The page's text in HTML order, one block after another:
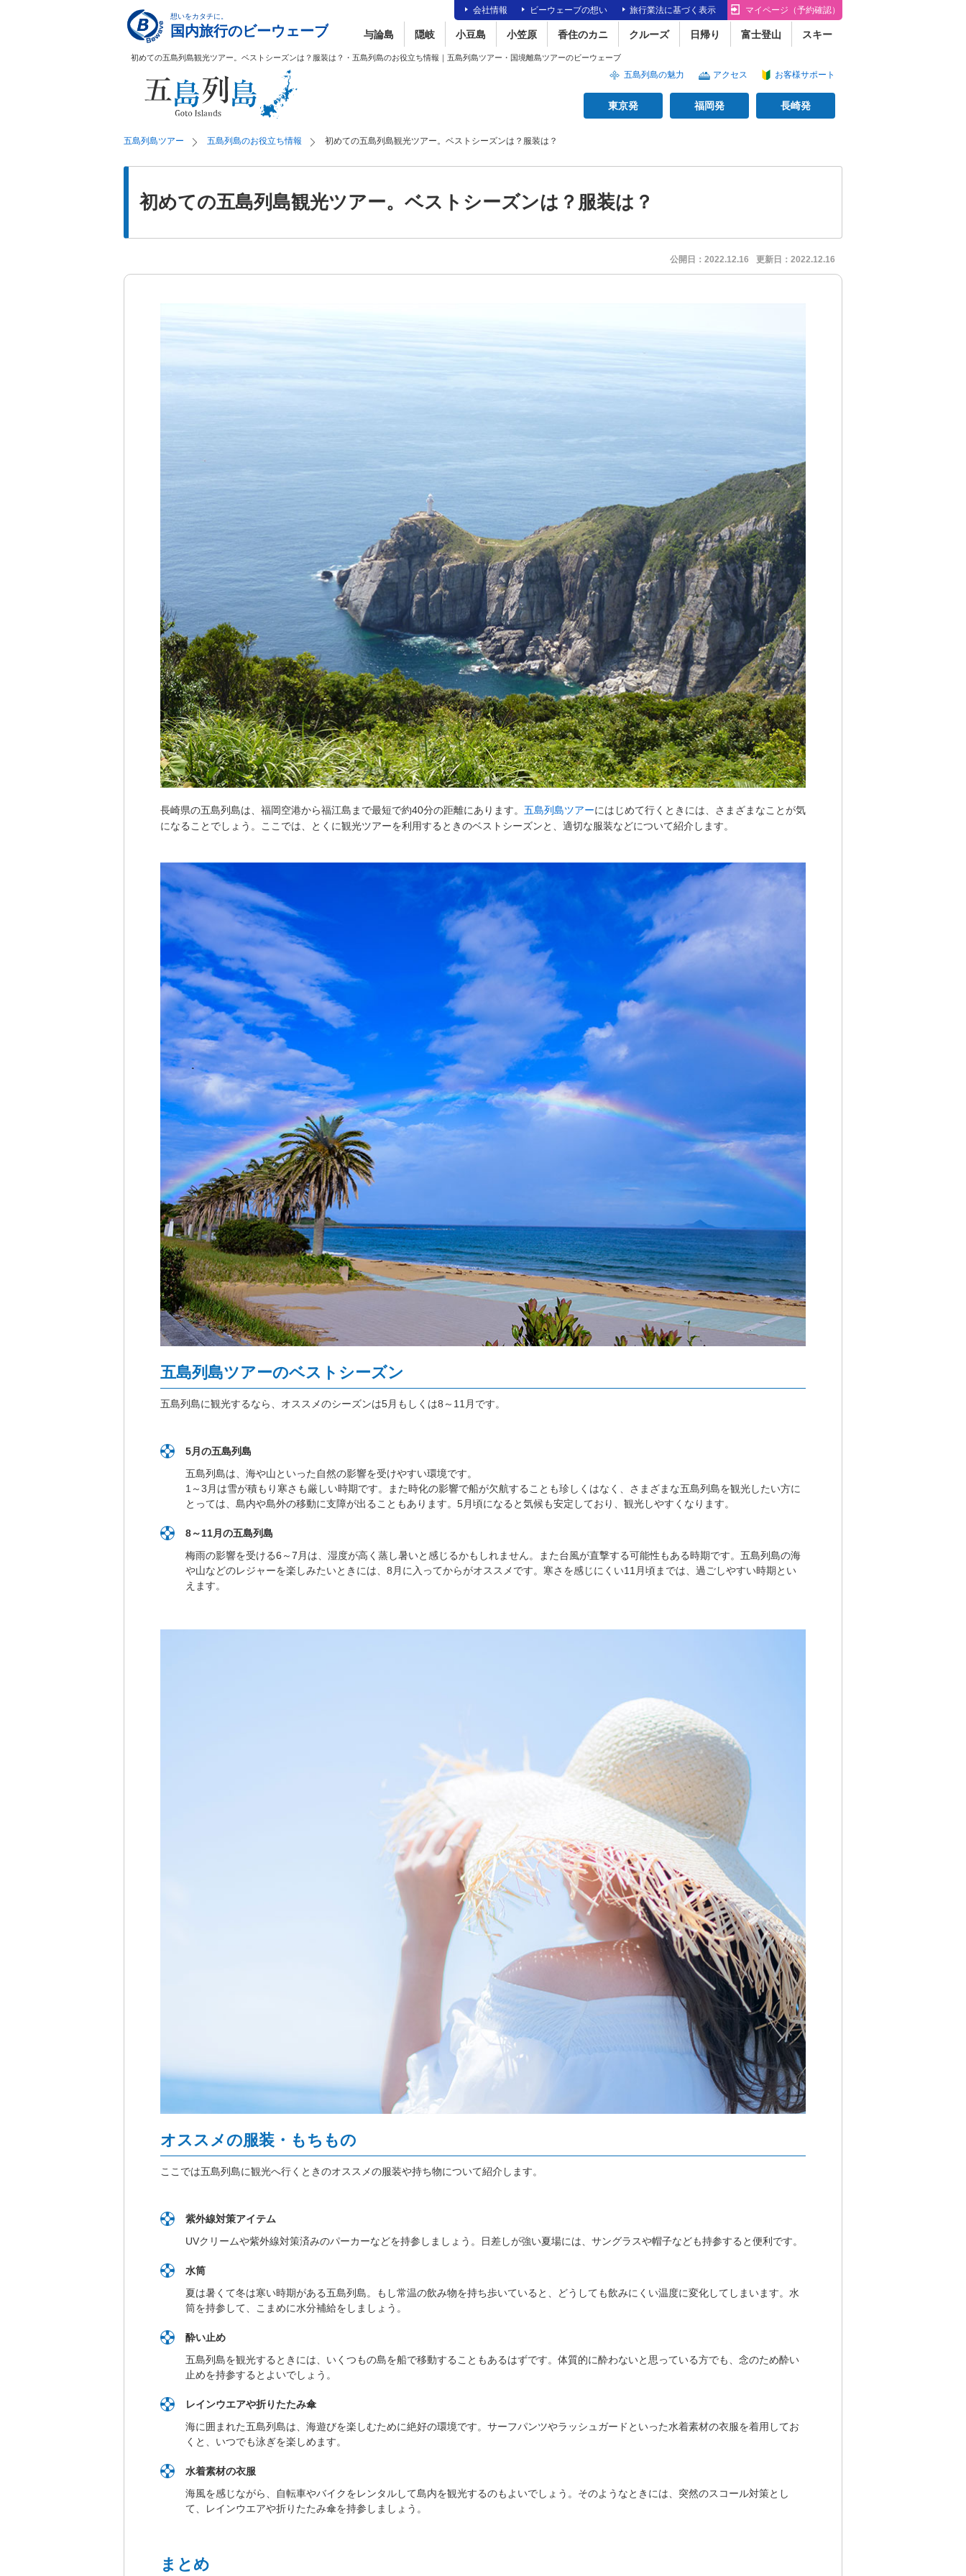
会社情報 ビーウェーブの想い 旅行業法に基づく表示 マイページ（予約確認）
与論島 隠岐 小豆島 小笠原 香住のカニ クルーズ 日帰り 富士登山 スキー
初めての五島列島観光ツアー。ベストシーズンは？服装は？・五島列島のお役立ち情報｜五島列島ツアー・国境離島ツアーのビーウェーブ
五島列島の魅力 アクセス お客様サポート
東京発 福岡発 長崎発
五島列島ツアー 五島列島のお役立ち情報 初めての五島列島観光ツアー。ベストシーズンは？服装は？
初めての五島列島観光ツアー。ベストシーズンは？服装は？
公開日： 2022.12.16 更新日： 2022.12.16
長崎県の五島列島は、福岡空港から福江島まで最短で約40分の距離にあります。 五島列島ツアーにはじめて行くときには、さまざまなことが気
になることでしょう。ここでは、とくに観光ツアーを利用するときのベストシーズンと、適切な服装などについて紹介します。
五島列島ツアーのベストシーズン
五島列島に観光するなら、オススメのシーズンは5月もしくは8～11月です。
5月の五島列島
五島列島は、海や山といった自然の影響を受けやすい環境です。
1～3月は雪が積もり寒さも厳しい時期です。また時化の影響で船が欠航することも珍しくはなく、さまざまな五島列島を観光したい方に
とっては、島内や島外の移動に支障が出ることもあります。5月頃になると気候も安定しており、観光しやすくなります。
8～11月の五島列島
梅雨の影響を受ける6～7月は、湿度が高く蒸し暑いと感じるかもしれません。また台風が直撃する可能性もある時期です。五島列島の海
や山などのレジャーを楽しみたいときには、8月に入ってからがオススメです。寒さを感じにくい11月頃までは、過ごしやすい時期とい
えます。
オススメの服装・もちもの
ここでは五島列島に観光へ行くときのオススメの服装や持ち物について紹介します。
紫外線対策アイテム
UVクリームや紫外線対策済みのパーカーなどを持参しましょう。日差しが強い夏場には、サングラスや帽子なども持参すると便利です。
水筒
夏は暑くて冬は寒い時期がある五島列島。もし常温の飲み物を持ち歩いていると、どうしても飲みにくい温度に変化してしまいます。水
筒を持参して、こまめに水分補給をしましょう。
酔い止め
五島列島を観光するときには、いくつもの島を船で移動することもあるはずです。体質的に酔わないと思っている方でも、念のため酔い
止めを持参するとよいでしょう。
レインウエアや折りたたみ傘
海に囲まれた五島列島は、海遊びを楽しむために絶好の環境です。サーフパンツやラッシュガードといった水着素材の衣服を着用してお
くと、いつでも泳ぎを楽しめます。
水着素材の衣服
海風を感じながら、自転車やバイクをレンタルして島内を観光するのもよいでしょう。そのようなときには、突然のスコール対策とし
て、レインウエアや折りたたみ傘を持参しましょう。
まとめ